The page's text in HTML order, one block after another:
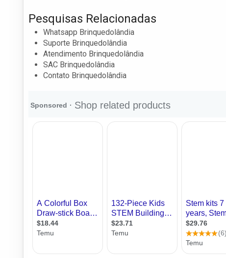
Pesquisas Relacionadas
Whatsapp Brinquedolândia
Suporte Brinquedolândia
Atendimento Brinquedolândia
SAC Brinquedolândia
Contato Brinquedolândia